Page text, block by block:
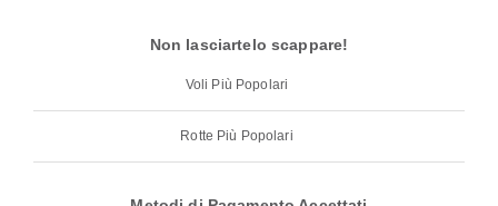
Non lasciartelo scappare!
Voli Più Popolari
Rotte Più Popolari